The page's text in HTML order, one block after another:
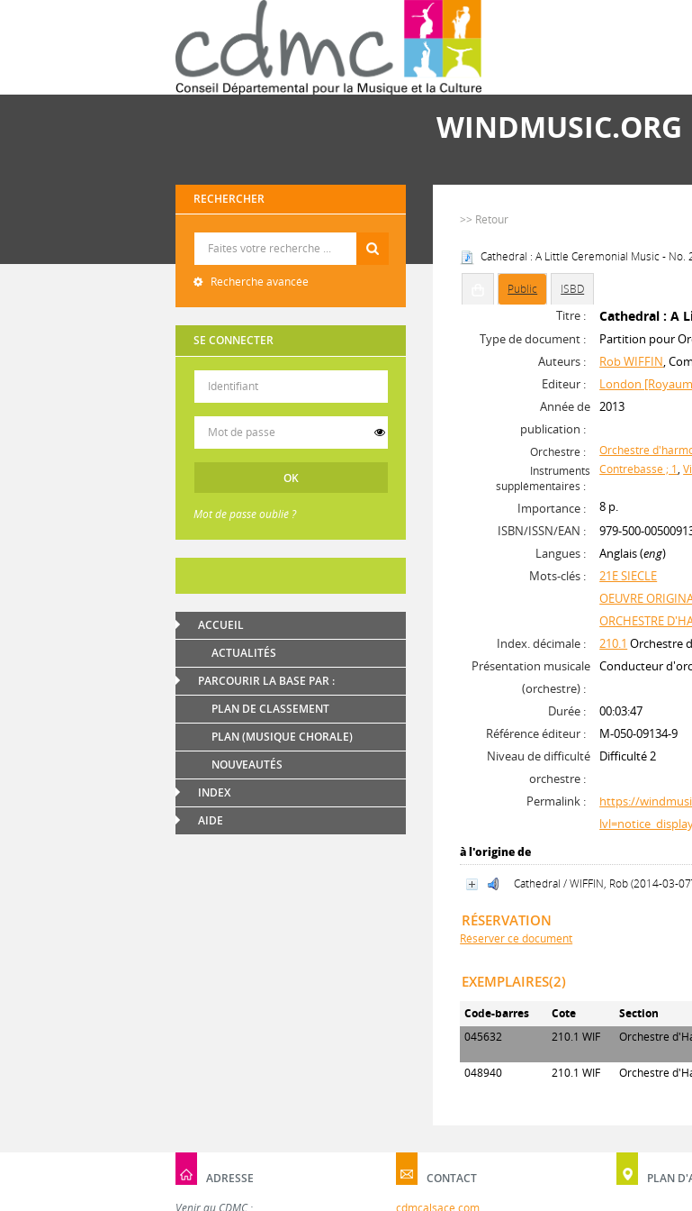
WINDMUSIC.ORG
RECHERCHER
Recherche avancée
SE CONNECTER
Mot de passe oublié ?
ACCUEIL
ACTUALITÉS
PARCOURIR LA BASE PAR :
PLAN DE CLASSEMENT
PLAN (MUSIQUE CHORALE)
NOUVEAUTÉS
INDEX
AIDE
>> Retour
Cathedral : A Little Ceremonial Music - No.
Public ISBD
Titre : Cathedral : A
Type de document :
Partition pour
Auteurs :
Rob WIFFIN,
Editeur :
London
Année de
publication :
2013
Orchestre :
Orchestre
Instruments
supplémentaires :
Contrebasse ; 1,
Importance :
8 p.
ISBN/ISSN/EAN :
979-500-
Langues :
Anglais (eng)
Mots-clés :
21E SIECLE
OEUVRE
ORCHESTRE
Index. décimale :
210.1 Orchestre
Présentation musicale
(orchestre) :
Conducteur
Durée :
00:03:47
Référence éditeur :
M-050-09134-9
Niveau de difficulté
orchestre :
Difficulté 2
Permalink :
https://
à l'origine de
Cathedral / WIFFIN, Rob (2014-03-
RÉSERVATION
Réserver ce document
EXEMPLAIRES(2)
Code-barres Cote Section
045632
210.1 WIF Orchestre
048940
210.1 WIF Orchestre
ADRESSE
Venir au CDMC :
CONTACT
cdmcalsace.com
PLAN